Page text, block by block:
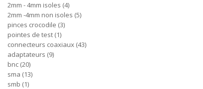
2mm - 4mm isoles 4
2mm -4mm non isoles 5
pinces crocodile 3
pointes de test 1
connecteurs coaxiaux 43
adaptateurs 9
bnc 20
sma 13
smb 1